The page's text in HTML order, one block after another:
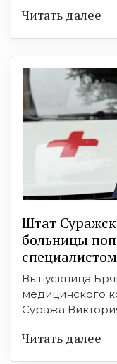
Читать далее
Штат
больницы
специалистом
Выпускница
медицинского
Суража
Читать далее